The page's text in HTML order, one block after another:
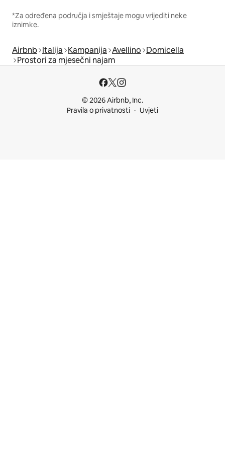
*Za određena područja i smještaje mogu vrijediti neke
iznimke.
Airbnb Italija Kampanija Avellino Domicella
Prostori za mjesečni najam
© 2026 Airbnb, Inc.
Pravila o privatnosti
Uvjeti